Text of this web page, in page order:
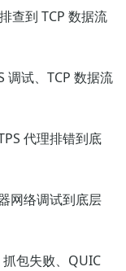
查到 TCP 数据流
调试、TCP 数据流
代理排错到底
网络调试到底层
包失败、QUIC